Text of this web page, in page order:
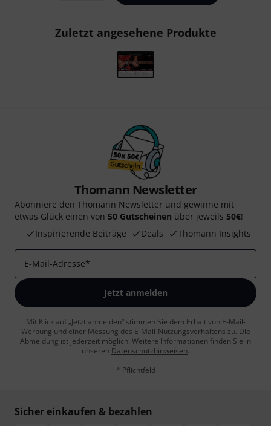
Zuletzt angesehene Produkte
Thomann Newsletter
Abonniere den Thomann Newsletter und gewinne mit
etwas Glück einen von 50 Gutscheinen über jeweils 50€!
Inspirierende Beiträge
Deals Thomann Insights
E-Mail-Adresse*
Jetzt anmelden
Mit Klick auf „Jetzt anmelden“ stimmen Sie dem Erhalt von E-Mail-
Werbung und einer Messung des E-Mail-Nutzungsverhaltens zu. Die
Abmeldung ist jederzeit möglich. Weitere Informationen finden Sie in
unseren Datenschutzhinweisen.
* Pflichtfeld
Sicher einkaufen & bezahlen